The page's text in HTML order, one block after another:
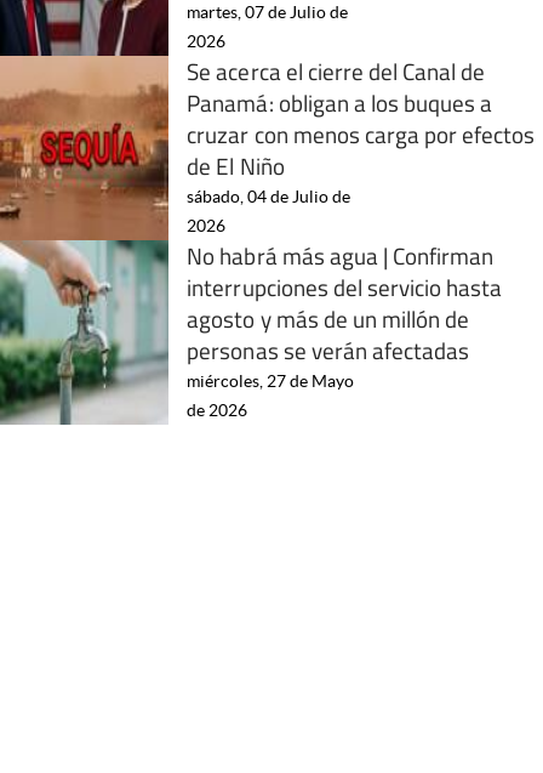
martes, 07 de Julio de
2026
Se acerca el cierre del Canal de
Panamá: obligan a los buques a
cruzar con menos carga por efectos
de El Niño
sábado, 04 de Julio de
2026
No habrá más agua | Confirman
interrupciones del servicio hasta
agosto y más de un millón de
personas se verán afectadas
miércoles, 27 de Mayo
de 2026